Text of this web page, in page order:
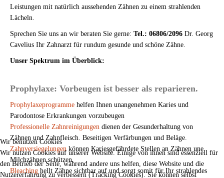
Leistungen mit natürlich aussehenden Zähnen zu einem strahlenden
Lächeln.
Sprechen Sie uns an wir beraten Sie gerne: Tel.: 06806/2096 Dr. Georg
Cavelius Ihr Zahnarzt für rundum gesunde und schöne Zähne.
Unser Spektrum im Überblick:
Prophylaxe: Vorbeugen ist besser als reparieren.
Prophylaxeprogramme helfen Ihnen unangenehmen Karies und
Parodontose Erkrankungen vorzubeugen
Professionelle Zahnreinigungen dienen der Gesunderhaltung von
Zähnen und Zahnfleisch. Beseitigen Verfärbungen und Beläge.
Zahnversiegelungen können Kariesgefährdete Stellen an Zähnen une
Milchzähnen schützen.
Bleaching hellt Zähne sichtbar auf und sorgt somit für Ihr strahlendes
Wir benutzen Cookies
Wir nutzen Cookies auf unserer Website. Einige von ihnen sind essenziell für
den Betrieb der Seite, während andere uns helfen, diese Website und die
Nutzererfahrung zu verbessern (Tracking Cookies). Sie können selbst